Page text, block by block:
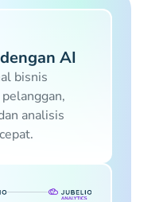
AI
bisnis
analisis